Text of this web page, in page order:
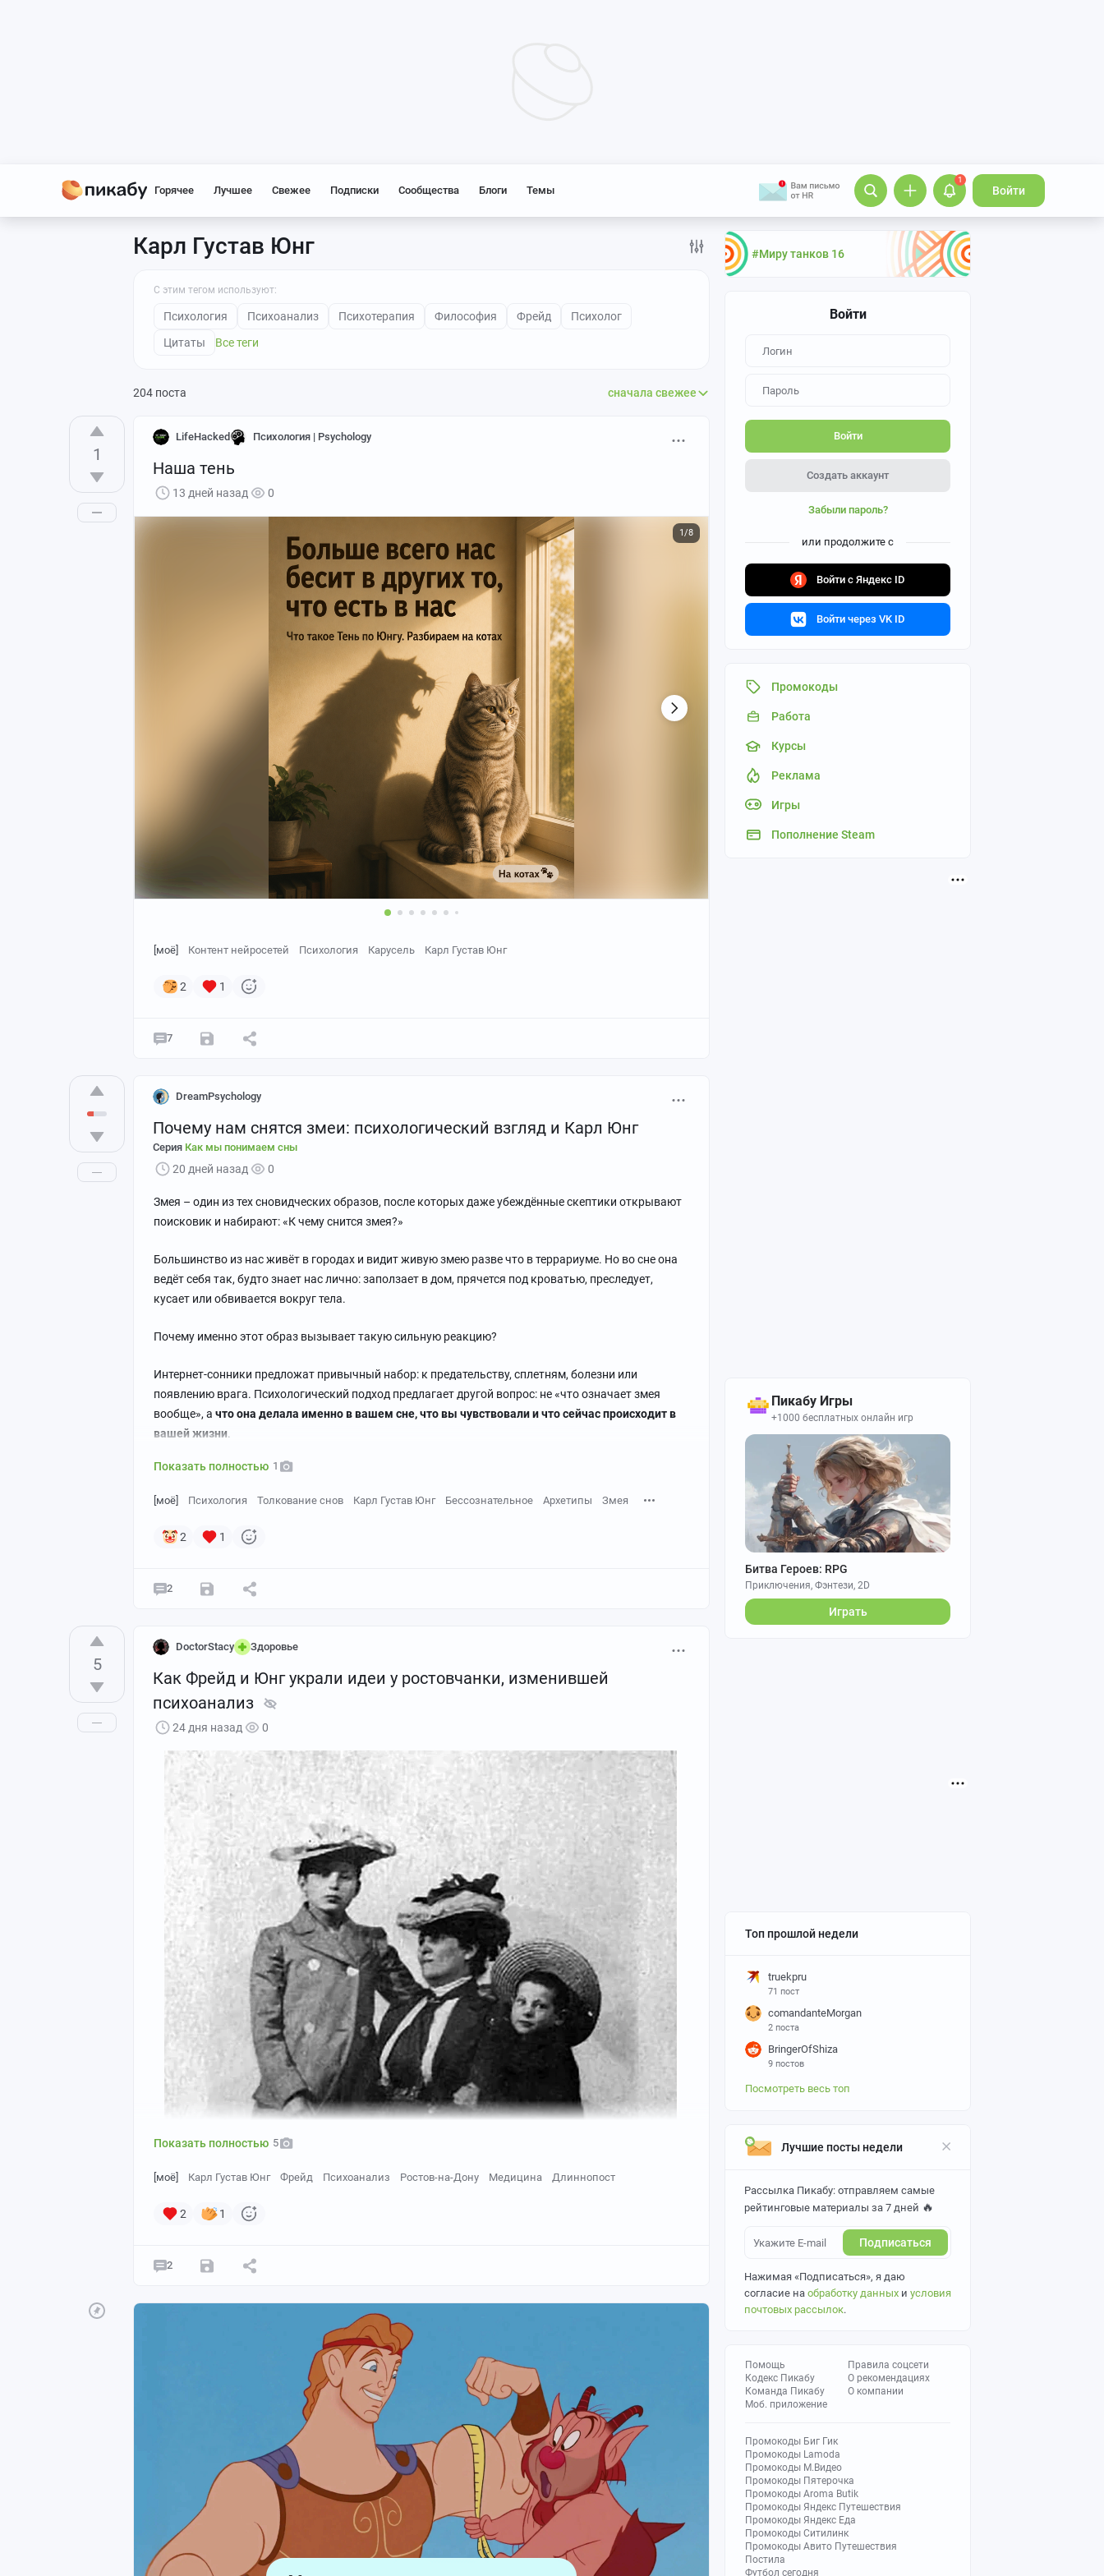
Горячее Лучшее Свежее Подписки Сообщества Блоги Темы
1
Войти
#Миру танков 16
Войти
Войти
Создать аккаунт
Забыли пароль?
или продолжите с
Войти с Яндекс ID
Войти через VK ID
Промокоды
Работа
Курсы
Реклама
Игры
Пополнение Steam
Пикабу Игры
+1000 бесплатных онлайн игр
Битва Героев: RPG
Приключения, Фэнтези, 2D
Играть
Топ прошлой недели
truekpru
71 пост
comandanteMorgan
2 поста
BringerOfShiza
9 постов
Посмотреть весь топ
Лучшие посты недели
Рассылка Пикабу: отправляем самые
рейтинговые материалы за 7 дней 🔥
Подписаться
Нажимая «Подписаться», я даю
согласие на обработку данных и условия
почтовых рассылок.
Помощь
Кодекс Пикабу
Команда Пикабу
Моб. приложение
Правила соцсети
О рекомендациях
О компании
Промокоды Биг Гик
Промокоды Lamoda
Промокоды М.Видео
Промокоды Пятерочка
Промокоды Aroma Butik
Промокоды Яндекс Путешествия
Промокоды Яндекс Еда
Промокоды Ситилинк
Промокоды Авито Путешествия
Постила
Футбол сегодня
Карл Густав Юнг
С этим тегом используют:
Психология Психоанализ Психотерапия Философия Фрейд
Психолог
Цитаты
Все теги
204 поста сначала свежее
1
LifeHacked Психология | Psychology
Наша тень
13 дней назад 0
1/8
[моё] Контент нейросетей Психология Карусель Карл Густав Юнг
2 1
7
DreamPsychology
Почему нам снятся змеи: психологический взгляд и Карл Юнг
Серия Как мы понимаем сны
20 дней назад 0
Змея – один из тех сновидческих образов, после которых даже убеждённые скептики открывают
поисковик и набирают: «К чему снится змея?»
Большинство из нас живёт в городах и видит живую змею разве что в террариуме. Но во сне она
ведёт себя так, будто знает нас лично: заползает в дом, прячется под кроватью, преследует,
кусает или обвивается вокруг тела.
Почему именно этот образ вызывает такую сильную реакцию?
Интернет-сонники предложат привычный набор: к предательству, сплетням, болезни или
появлению врага. Психологический подход предлагает другой вопрос: не «что означает змея
вообще», а что она делала именно в вашем сне, что вы чувствовали и что сейчас происходит в
вашей жизни.
Показать полностью 1
[моё] Психология Толкование снов Карл Густав Юнг Бессознательное Архетипы Змея
2 1
2
5
DoctorStacy Здоровье
Как Фрейд и Юнг украли идеи у ростовчанки, изменившей
психоанализ
24 дня назад 0
Сабина Шпильрейн (слева) с матерью Евой и младшей сестрой Эмилией.
Все знают Зигмунда Фрейда. Все слышали про Карла Густава Юнга. Психоанализ, кушетки,
трактовка снов, Эдипов комплекс и прочие атрибуты, прочно вошедшие в поп-культуру. Эти двое
мужчин считаются непререкаемыми титанами, которые перевернули наше представление о
человеческом разуме.
Но что, если я скажу вам, что ключевые концепции, на которых Фрейд и Юнг заработали свое
Показать полностью 5
[моё] Карл Густав Юнг Фрейд Психоанализ Ростов-на-Дону Медицина Длиннопост
2 1
2